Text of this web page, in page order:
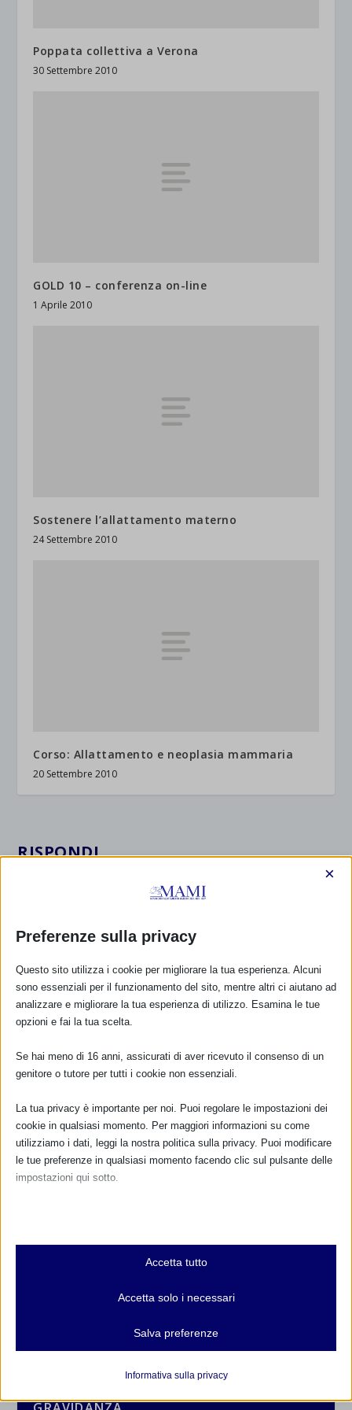
Poppata collettiva a Verona
30 Settembre 2010
GOLD 10 – conferenza on-line
1 Aprile 2010
Sostenere l’allattamento materno
24 Settembre 2010
Corso: Allattamento e neoplasia mammaria
20 Settembre 2010
RISPONDI
CALENDARIO EVENTI
TUTTI GLI EVENTI
Preferenze sulla privacy
×
Questo sito utilizza i cookie per migliorare la tua esperienza. Alcuni
sono essenziali per il funzionamento del sito, mentre altri ci aiutano ad
analizzare e migliorare la tua esperienza di utilizzo. Esamina le tue
opzioni e fai la tua scelta.
Se hai meno di 16 anni, assicurati di aver ricevuto il consenso di un
genitore o tutore per tutti i cookie non essenziali.
La tua privacy è importante per noi. Puoi regolare le impostazioni dei
cookie in qualsiasi momento. Per maggiori informazioni su come
utilizziamo i dati, leggi la nostra politica sulla privacy. Puoi modificare
le tue preferenze in qualsiasi momento facendo clic sul pulsante delle
impostazioni qui sotto.
Essenziali
I cookie e i servizi essenziali abilitano le funzioni di base e sono
e servizi non richiedono il consenso dell'utente secondo il GDPR.
Analitici
interagiscono con il nostro sito web.
Accetta tutto
Accetta solo i necessari
Salva preferenze
Informativa sulla privacy